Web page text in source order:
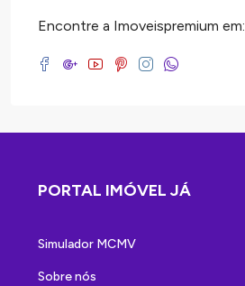
Encontre a Imoveispremium em:
PORTAL IMÓVEL JÁ
Simulador MCMV
Sobre nós